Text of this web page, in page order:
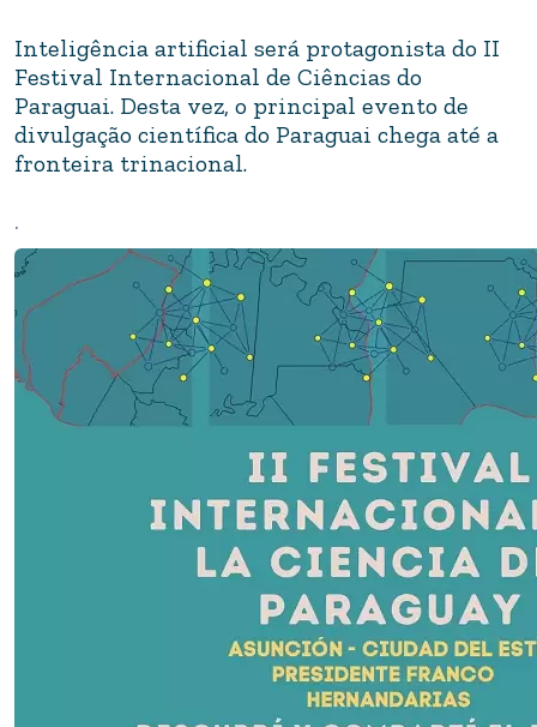
Inteligência artificial será protagonista do II
Festival Internacional de Ciências do
Paraguai. Desta vez, o principal evento de
divulgação científica do Paraguai chega até a
fronteira trinacional.
.